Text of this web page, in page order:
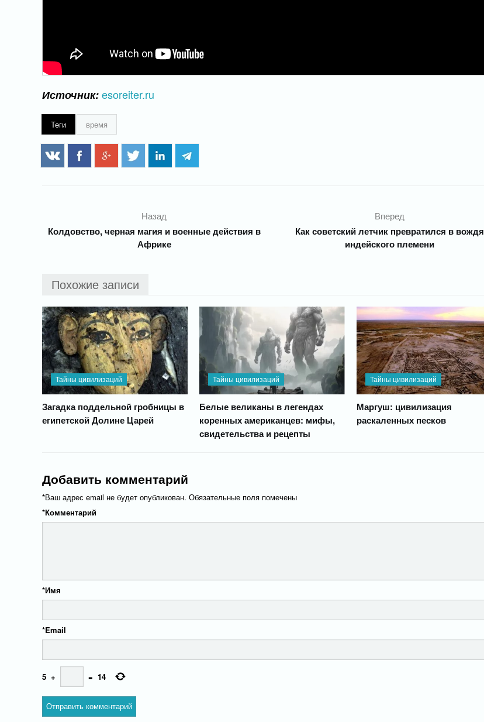
Источник:esoreiter.ru
Теги время
Назад
Колдовство, черная магия и военные действия в
Африке
Вперед
Как советский летчик превратился в вождя
индейского племени
Похожие записи
Тайны цивилизаций
Загадка поддельной гробницы в
египетской Долине Царей
Тайны цивилизаций
Белые великаны в легендах
коренных американцев: мифы,
свидетельства и рецепты
Тайны цивилизаций
Маргуш: цивилизация
раскаленных песков
Добавить комментарий
Ваш адрес email не будет опубликован. Обязательные поля помечены
*
Комментарий
*
Имя
*
Email
*
5 + = 14